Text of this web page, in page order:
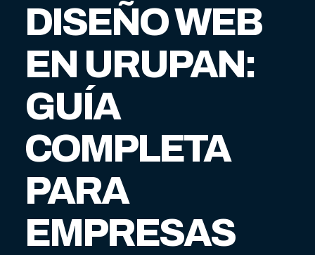
DISEÑO WEB
EN URUPAN:
GUÍA
COMPLETA
PARA
EMPRESAS